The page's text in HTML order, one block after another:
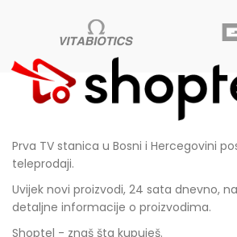
Prva TV stanica u Bosni i Hercegovini
teleprodaji.
Uvijek novi proizvodi, 24 sata dnevno,
detaljne informacije o proizvodima.
Shoptel - znaš šta kupuješ.